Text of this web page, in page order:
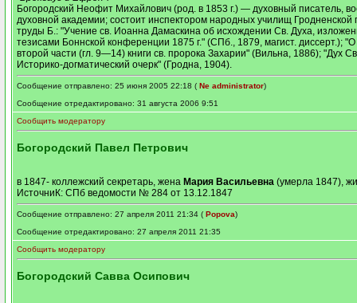
Богородский Неофит Михайлович (род. в 1853 г.) — духовный писатель,
духовной академии; состоит инспектором народных училищ Гродненской
труды Б.: "Учение св. Иоанна Дамаскина об исхождении Св. Духа,
тезисами Боннской конференции 1875 г." (СПб., 1879, магист. диссерт.);
второй части (гл. 9—14) книги св. пророка Захарии" (Вильна, 1886); "Дух
Историко-догматический очерк" (Гродна, 1904).
Сообщение отправлено: 25 июня 2005 22:18 ( Ne administrator)
Сообщение отредактировано: 31 августа 2006 9:51
Сообщить модератору
Богородский Павел Петрович
в 1847- коллежский секретарь, жена Мария Васильевна (умерла 1847),
ИсточниК: СПб ведомости № 284 от 13.12.1847
Сообщение отправлено: 27 апреля 2011 21:34 ( Popova)
Сообщение отредактировано: 27 апреля 2011 21:35
Сообщить модератору
Богородский Савва Осипович